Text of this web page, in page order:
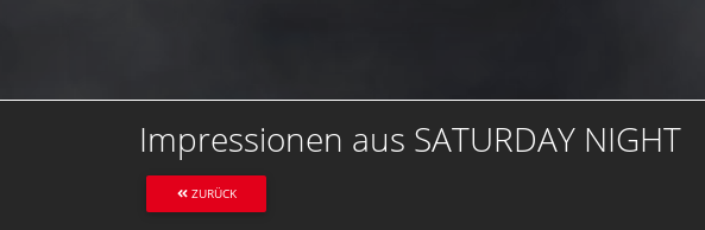
Impressionen aus SATURDAY NIGHT
ZURÜCK